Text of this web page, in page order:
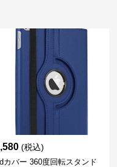
(税込)
カバー 360度回転スタンド